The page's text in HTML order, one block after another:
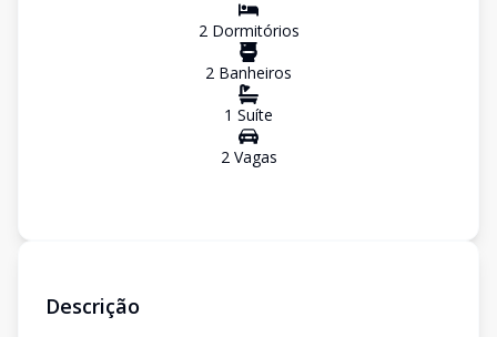
2Dormitórios
2 Banheiros
1 Suíte
2Vagas
Descrição